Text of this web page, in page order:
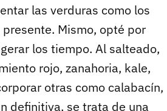
las verduras como los
presente. Mismo, opté por
los tiempo. Al salteado,
rojo, zanahoria, kale,
otras como calabacín,
definitiva, se trata de una